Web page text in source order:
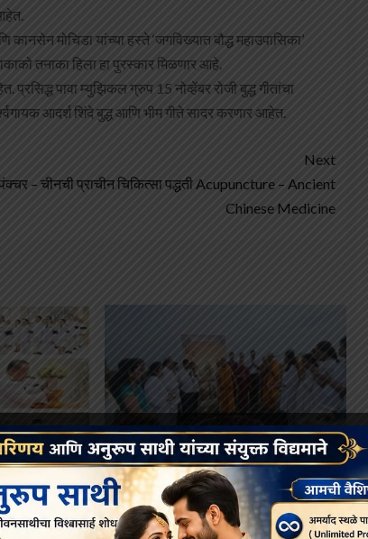
मोचिडा यांच्या हस्ते ‘जगविख्यात बौद्ध महाउपासिका’
तनाका हिला हा पुरस्कार मिळणार आहे.
पावा म्युझिकल ग्रुप 15 नोव्हेंबर रोजी बुद्ध गीतांचा
आदर्श शिंदे बुद्ध आणि भीम गीते सादर करणार आहेत.
Next
– चीनची प्राचीन चिकित्सा पद्धती Acupuncture – Ancient
Chinese Medicine
झालेल्या
जातील.
SOCIAL
बोधिमग्गो महाविहार प्रवेश व्दार चे भूमि पूजन
संपन्न
July 1, 2026 buddhistbharat